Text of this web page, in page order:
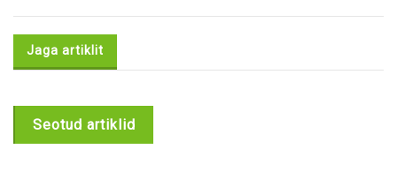
Jaga artiklit
Seotud artiklid